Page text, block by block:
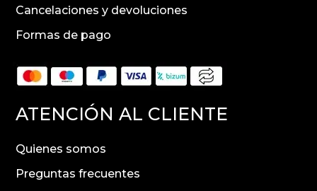
Cancelaciones y devoluciones
Formas de pago
ATENCIÓN AL CLIENTE
Quienes somos
Preguntas frecuentes